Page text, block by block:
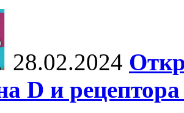
28.02.2024
D и